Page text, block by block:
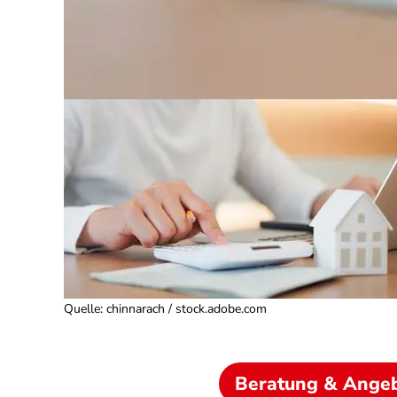
Quelle: chinnarach / stock.adobe.com
Beratung &